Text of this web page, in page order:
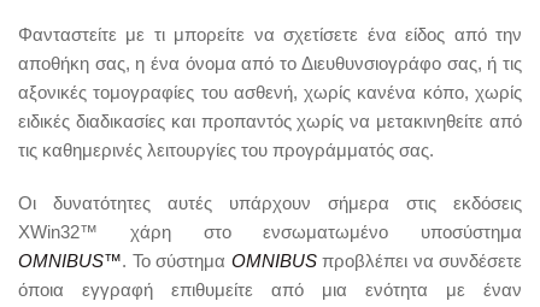
Φανταστείτε με τι μπορείτε να σχετίσετε ένα είδος από την
αποθήκη σας, η ένα όνομα από το Διευθυνσιογράφο σας, ή τις
αξονικές τομογραφίες του ασθενή, χωρίς κανένα κόπο, χωρίς
ειδικές διαδικασίες και προπαντός χωρίς να μετακινηθείτε από
τις καθημερινές λειτουργίες του προγράμματός σας.
Οι δυνατότητες αυτές υπάρχουν σήμερα στις εκδόσεις
XWin32™ χάρη στο ενσωματωμένο υποσύστημα
OMNIBUS™. Το σύστημα OMNIBUSπροβλέπει να συνδέσετε
όποια εγγραφή επιθυμείτε από μια ενότητα με έναν